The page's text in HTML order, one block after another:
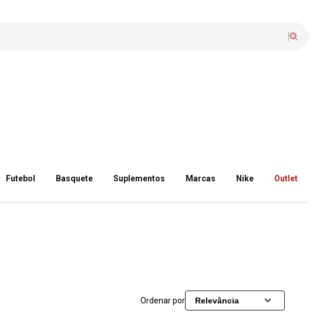
Futebol Basquete Suplementos Marcas Nike Outlet
Ordenar por Relevância